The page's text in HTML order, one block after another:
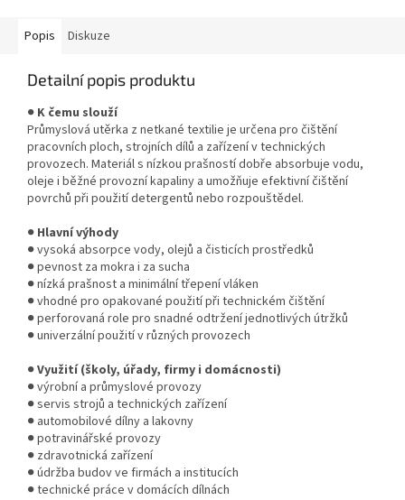
Popis Diskuze
Detailní popis produktu
● K čemu slouží
Průmyslová utěrka z netkané textilie je určena pro čištění
pracovních ploch, strojních dílů a zařízení v technických
provozech. Materiál s nízkou prašností dobře absorbuje vodu,
oleje i běžné provozní kapaliny a umožňuje efektivní čištění
povrchů při použití detergentů nebo rozpouštědel.
● Hlavní výhody
● vysoká absorpce vody, olejů a čisticích prostředků
● pevnost za mokra i za sucha
● nízká prašnost a minimální třepení vláken
● vhodné pro opakované použití při technickém čištění
● perforovaná role pro snadné odtržení jednotlivých útržků
● univerzální použití v různých provozech
●Využití (školy, úřady, firmy i domácnosti)
● výrobní a průmyslové provozy
● servis strojů a technických zařízení
● automobilové dílny a lakovny
● potravinářské provozy
● zdravotnická zařízení
● údržba budov ve firmách a institucích
● technické práce v domácích dílnách